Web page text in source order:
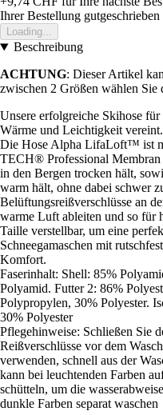
Ihrer Bestellung gutgeschrieben
Loading...
Beschreibung
ACHTUNG: Dieser Artikel
zwischen 2 Größen wählen Sie
Unsere erfolgreiche Skihose
Wärme und Leichtigkeit vereint.
Die Hose Alpha LifaLoft™ ist
TECH® Professional Membran
in den Bergen trocken hält,
warm hält, ohne dabei schwer
Belüftungsreißverschlüsse an
warme Luft ableiten und so für
Taille verstellbar, um eine
Schneegamaschen mit
Komfort.
Faserinhalt: Shell: 85%
Polyamid. Futter 2: 86%
Polypropylen, 30% Polyester.
30% Polyester
Pflegehinweise: Schließen Sie
Reißverschlüsse vor dem
verwenden, schnell aus der
kann bei leuchtenden Farben
schütteln, um die
dunkle Farben separat waschen